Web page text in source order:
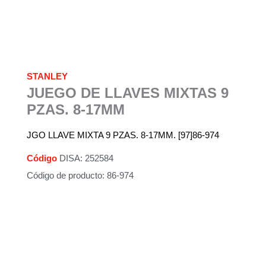
STANLEY
JUEGO DE LLAVES MIXTAS 9
PZAS. 8-17MM
JGO LLAVE MIXTA 9 PZAS. 8-17MM. [97]86-974
Código DISA: 252584
Código de producto: 86-974